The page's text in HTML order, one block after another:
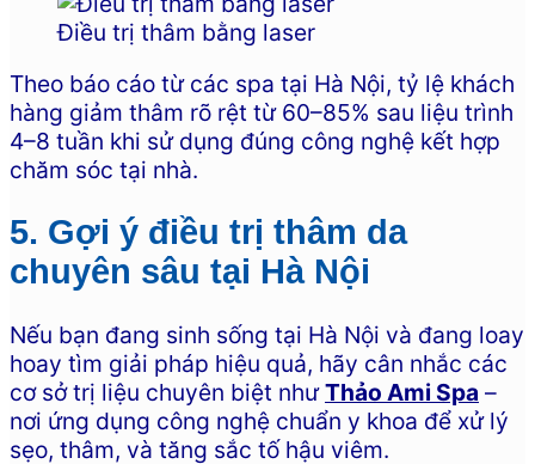
Điều trị thâm bằng laser
Theo báo cáo từ các spa tại Hà Nội, tỷ lệ khách
hàng giảm thâm rõ rệt từ 60–85% sau liệu trình
4–8 tuần khi sử dụng đúng công nghệ kết hợp
chăm sóc tại nhà.
5. Gợi ý điều trị thâm da
chuyên sâu tại Hà Nội
Nếu bạn đang sinh sống tại Hà Nội và đang loay
hoay tìm giải pháp hiệu quả, hãy cân nhắc các
cơ sở trị liệu chuyên biệt nhưThảo Ami Spa –
nơi ứng dụng công nghệ chuẩn y khoa để xử lý
sẹo, thâm, và tăng sắc tố hậu viêm.